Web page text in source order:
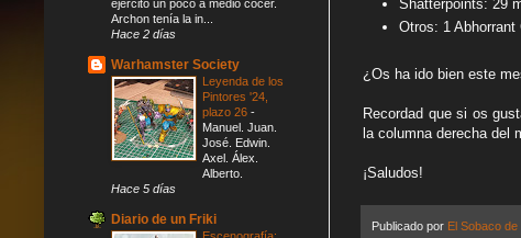
Shatterpoints: 29
Otros: 1 Abhorrant
¿Os ha ido bien este
Recordad que si os
la columna derecha del
¡Saludos!
Publicado por El Sobaco de
ejército un poco a medio cocer.
Archon tenía la in...
Hace 2 días
Warhamster Society
Leyenda de los
Pintores '24,
plazo 26 -
Manuel. Juan.
José. Edwin.
Axel. Álex.
Alberto.
Hace 5 días
Diario de un Friki